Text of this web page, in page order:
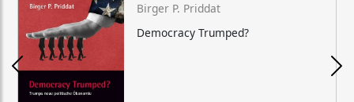
Birger P. Priddat
Democracy Trumped?